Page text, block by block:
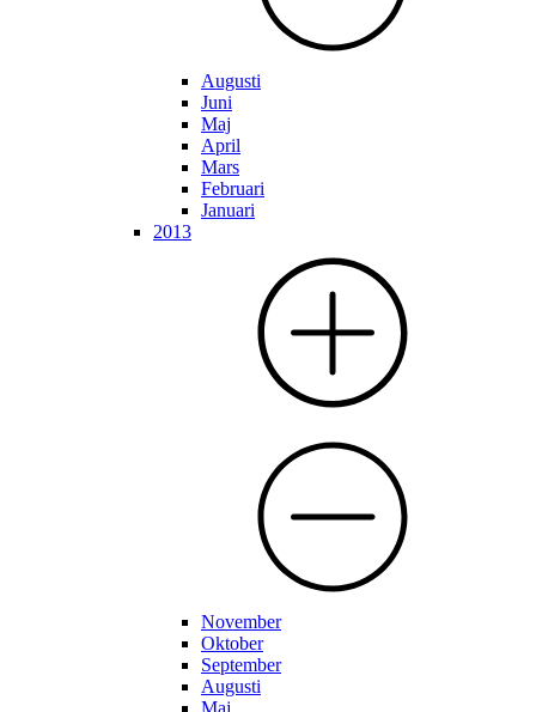
Augusti
Juni
Maj
April
Mars
Februari
Januari
2013
November
Oktober
September
Augusti
Maj